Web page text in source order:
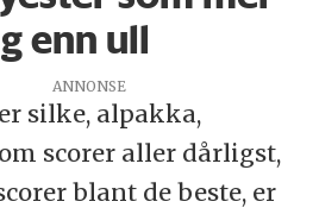
enn ull
silke, alpakka,
scorer aller dårligst,
blant de beste, er